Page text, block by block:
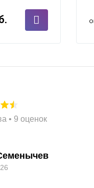
• 9 оценок